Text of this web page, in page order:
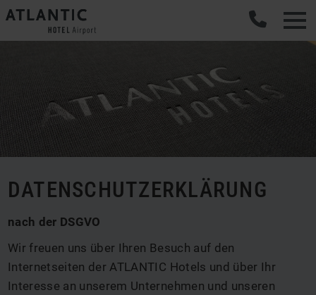
DATENSCHUTZERKLÄRUNG
nach der DSGVO
Wir freuen uns über Ihren Besuch auf den
Internetseiten der ATLANTIC Hotels und über Ihr
Interesse an unserem Unternehmen und unseren